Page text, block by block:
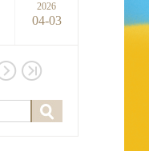
2026
04-03